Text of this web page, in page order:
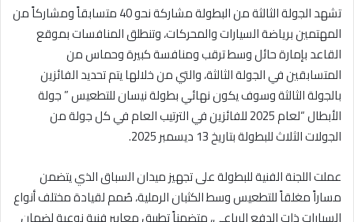
تشهد الجولة الثالثة من البطولة مشاركة نحو 40 متسابقاً ومشاركاً من
المهتمين برياضة السيارات والمحركات، وتنطلق المنافسات بموقع
القاعد بإمارة حائل وسط ترقب ومنافسة كبيرة وحماس من
المتسابقين في الجولة الثالثة، والتي من خلالها يتم تحديد الفائزين
بالجولة الثالثة وسوف يكون نهائي بطولة نيسان للتطعيس ” جولة
الأبطال “لعام 2025 للفائزين في الترتيب العام في كل جولة من
الجولات الثلاث للبطولة بتاريخ 13 ديسمبر 2025.
عملت اللجنة الفنية للبطولة على تجهيز ميدان السباق الذي يتضمن
مساراً مغلقاً للتطعيس وسط الكثبان الرملية، صُمم لقيادة مختلف أنواع